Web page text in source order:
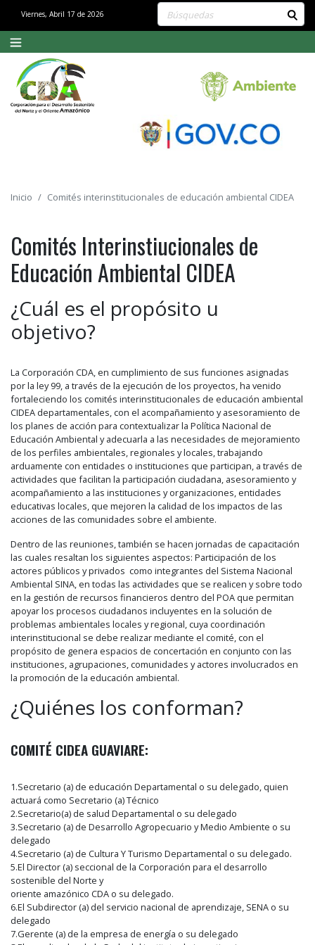
Viernes, Abril 17 de 2026 Buscar contenido en el sitio
Inicio Comités interinstitucionales de educación ambiental CIDEA
Comités Interinstiucionales de
Educación Ambiental CIDEA
¿Cuál es el propósito u
objetivo?
La Corporación CDA, en cumplimiento de sus funciones asignadas
por la ley 99, a través de la ejecución de los proyectos, ha venido
fortaleciendo los comités interinstitucionales de educación ambiental
CIDEA departamentales, con el acompañamiento y asesoramiento de
los planes de acción para contextualizar la Política Nacional de
Educación Ambiental y adecuarla a las necesidades de mejoramiento
de los perfiles ambientales, regionales y locales, trabajando
arduamente con entidades o instituciones que participan, a través de
actividades que facilitan la participación ciudadana, asesoramiento y
acompañamiento a las instituciones y organizaciones, entidades
educativas locales, que mejoren la calidad de los impactos de las
acciones de las comunidades sobre el ambiente.
Dentro de las reuniones, también se hacen jornadas de capacitación
las cuales resaltan los siguientes aspectos: Participación de los
actores públicos y privados como integrantes del Sistema Nacional
Ambiental SINA, en todas las actividades que se realicen y sobre todo
en la gestión de recursos financieros dentro del POA que permitan
apoyar los procesos ciudadanos incluyentes en la solución de
problemas ambientales locales y regional, cuya coordinación
interinstitucional se debe realizar mediante el comité, con el
propósito de genera espacios de concertación en conjunto con las
instituciones, agrupaciones, comunidades y actores involucrados en
la promoción de la educación ambiental.
¿Quiénes los conforman?
COMITÉ CIDEA GUAVIARE:
1.Secretario (a) de educación Departamental o su delegado, quien
actuará como Secretario (a) Técnico
2.Secretario(a) de salud Departamental o su delegado
3.Secretario (a) de Desarrollo Agropecuario y Medio Ambiente o su
delegado
4.Secretario (a) de Cultura Y Turismo Departamental o su delegado.
5.El Director (a) seccional de la Corporación para el desarrollo
sostenible del Norte y
oriente amazónico CDA o su delegado.
6.El Subdirector (a) del servicio nacional de aprendizaje, SENA o su
delegado
7.Gerente (a) de la empresa de energía o su delegado